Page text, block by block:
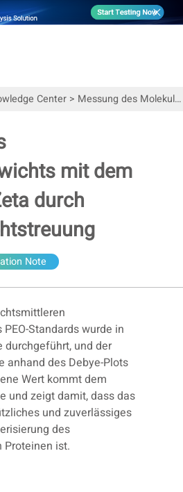
Center> Messung des Molekulargewichts mit dem BeNano 90 Zeta durch statische Lichtstreuung
mit dem
durch
Note
Standards wurde in
und der
anhand des Debye-Plots
Wert kommt dem
und zeigt damit, dass das
und zuverlässiges
des
ist.